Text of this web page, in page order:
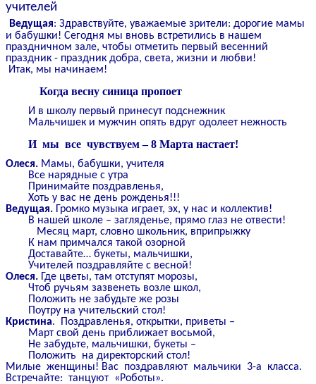
учителей
Ведущая: Здравствуйте, уважаемые зрители: дорогие мамы
и бабушки! Сегодня мы вновь встретились в нашем
праздничном зале, чтобы отметить первый весенний
праздник - праздник добра, света, жизни и любви!
Итак, мы начинаем!
Когда весну синица пропоет
И в школу первый принесут подснежник
Мальчишек и мужчин опять вдруг одолеет нежность
И мы все чувствуем – 8 Марта настает!
Олеся. Мамы, бабушки, учителя
Все нарядные с утра
Принимайте поздравленья,
Хоть у вас не день рожденья!!!
Ведущая. Громко музыка играет, эх, у нас и коллектив!
В нашей школе – загляденье, прямо глаз не отвести!
Месяц март, словно школьник, вприпрыжку
К нам примчался такой озорной
Доставайте… букеты, мальчишки,
Учителей поздравляйте с весной!
Олеся. Где цветы, там отступят морозы,
Чтоб ручьям зазвенеть возле школ,
Положить не забудьте же розы
Поутру на учительский стол!
Кристина. Поздравленья, открытки, приветы –
Март свой день приближает восьмой,
Не забудьте, мальчишки, букеты –
Положить на директорский стол!
Милые женщины! Вас поздравляют мальчики 3-а класса.
Встречайте: танцуют «Роботы».